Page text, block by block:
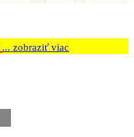
... zobraziť viac